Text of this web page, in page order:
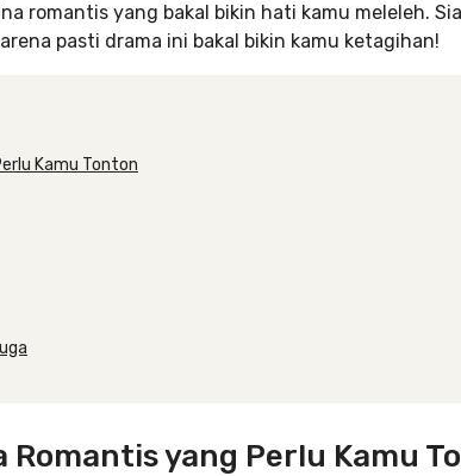
romantis yang bakal bikin hati kamu meleleh.
pasti drama ini bakal bikin kamu ketagihan!
Kamu Tonton
Romantis yang Perlu Kamu